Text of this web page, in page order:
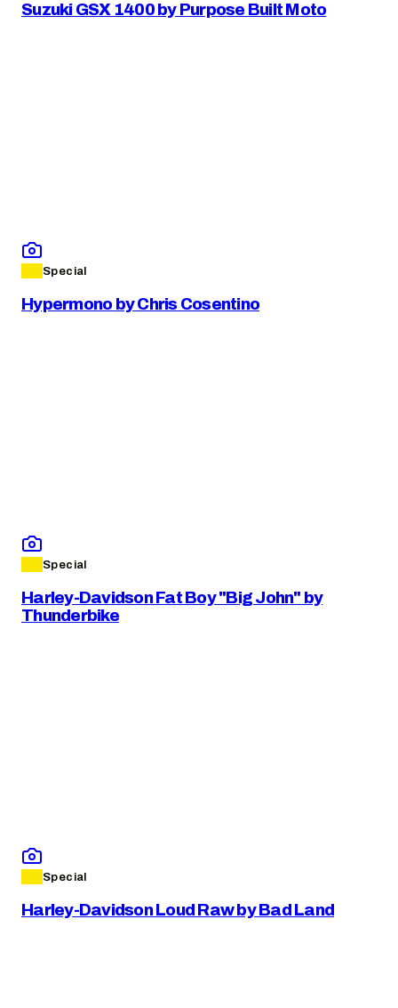
Suzuki GSX 1400 by Purpose Built Moto
Special
Hypermono by Chris Cosentino
Special
Harley-Davidson Fat Boy "Big John" by
Thunderbike
Special
Harley-Davidson Loud Raw by Bad Land